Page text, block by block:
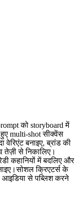
को storyboard में
multi-shot सीक्वेंस
वेरिएंट बनाइए, ब्रांड की
से निकालिए।
कहानियों में बदलिए और
सोशल क्रिएटर्स के
आइडिया से पब्लिश करने